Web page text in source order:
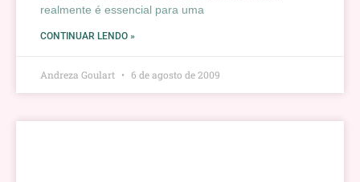
realmente é essencial para uma
CONTINUAR LENDO »
Andreza Goulart 6 de agosto de 2009